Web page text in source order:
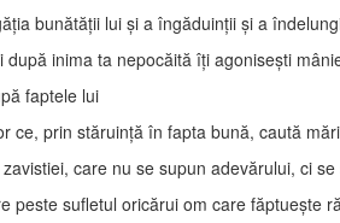
bunătăţii lui şi a îngăduinţii şi a
inima ta nepocăită îţi agoniseşti
faptele lui
ce, prin stăruinţă în fapta bună, caută
care nu se supun adevărului, ci
peste sufletul oricărui om care făptueşte